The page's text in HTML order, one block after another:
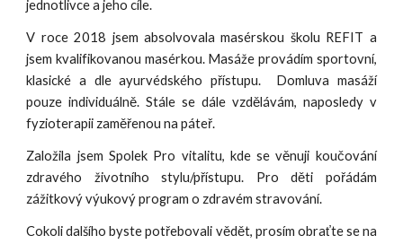
jednotlivce a jeho cíle.
V roce 2018 jsem absolvovala masérskou školu REFIT a
jsem kvalifikovanou masérkou. Masáže provádím sportovní,
klasické a dle ayurvédského přístupu. Domluva masáží
pouze individuálně. Stále se dále vzdělávám, naposledy v
fyzioterapii zaměřenou na páteř.
Založila jsem Spolek Pro vitalitu, kde se věnuji koučování
zdravého životního stylu/přístupu. Pro děti pořádám
zážitkový výukový program o zdravém stravování.
Cokoli dalšího byste potřebovali vědět, prosím obraťte se na